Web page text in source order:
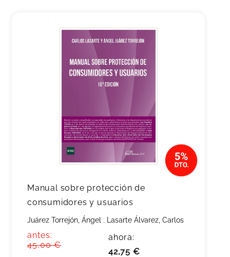
Manual sobre protección de
consumidores y usuarios
Juárez Torrejón, Ángel ; Lasarte Álvarez, Carlos
antes:
45,00 €
ahora:
42,75 €